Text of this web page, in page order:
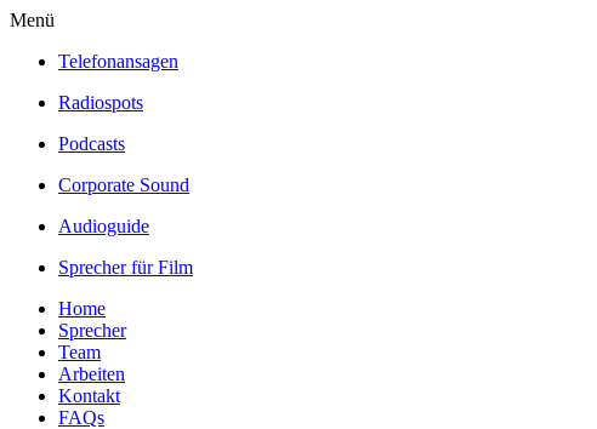
Menü
Telefonansagen
Radiospots
Podcasts
Corporate Sound
Audioguide
Sprecher für Film
Home
Sprecher
Team
Arbeiten
Kontakt
FAQs